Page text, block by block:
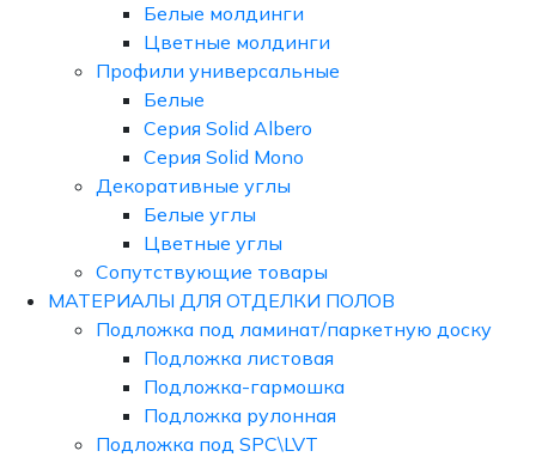
Белые молдинги
Цветные молдинги
Профили универсальные
Белые
Серия Solid Albero
Серия Solid Mono
Декоративные углы
Белые углы
Цветные углы
Сопутствующие товары
МАТЕРИАЛЫ ДЛЯ ОТДЕЛКИ ПОЛОВ
Подложка под ламинат/паркетную доску
Подложка листовая
Подложка-гармошка
Подложка рулонная
Подложка под SPC\LVT